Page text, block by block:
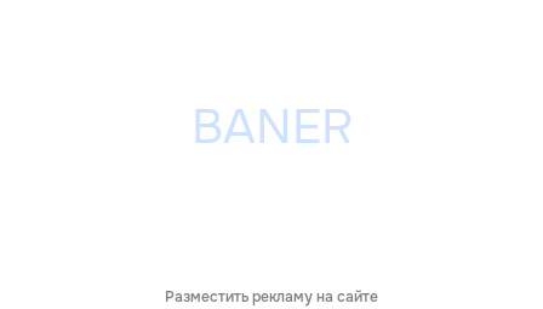
Разместить рекламу на сайте